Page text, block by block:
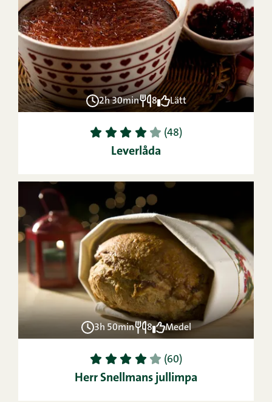
2h 30min 8 Lätt
1 2 3 4 5 (48)
Leverlåda
3h 50min 8 Medel
1 2 3 4 5 (60)
Herr Snellmans jullimpa